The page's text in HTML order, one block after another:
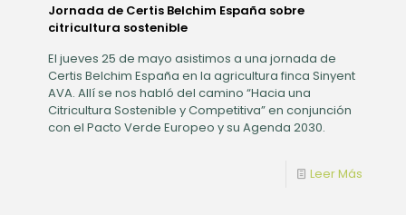
Jornada de Certis Belchim España sobre
citricultura sostenible
El jueves 25 de mayo asistimos a una jornada de
Certis Belchim España en la agricultura finca Sinyent
AVA. Allí se nos habló del camino “Hacia una
Citricultura Sostenible y Competitiva” en conjunción
con el Pacto Verde Europeo y su Agenda 2030.
Leer Más